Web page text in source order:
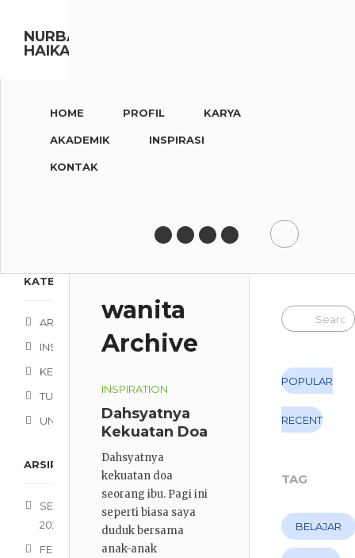
NURBAITI
HAIKAL
HOME PROFIL KARYA
AKADEMIK INSPIRASI
KONTAK
KATEGORI
ARTICLE
INSPIRATION
KESEHATAN
TUTORIALS
UNCATEGORIZED
ARSIP
SEPTEMBER
2021
FEBRUARI
wanita
Archive
INSPIRATION
Dahsyatnya
Kekuatan Doa
Seorang Ibu
Dahsyatnya
kekuatan doa
seorang ibu. Pagi ini
seperti biasa saya
duduk bersama
anak-anak
POPULAR
RECENT
TAG
BELAJAR